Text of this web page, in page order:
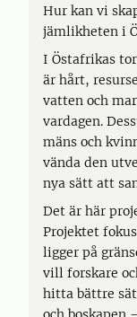
Hur kan vi
jämlikheten i
I Östafrikas
är hårt,
vatten och
vardagen.
mäns och
vända den
nya sätt att
Det är här
Projektet
ligger på
vill forskare
hitta bättre